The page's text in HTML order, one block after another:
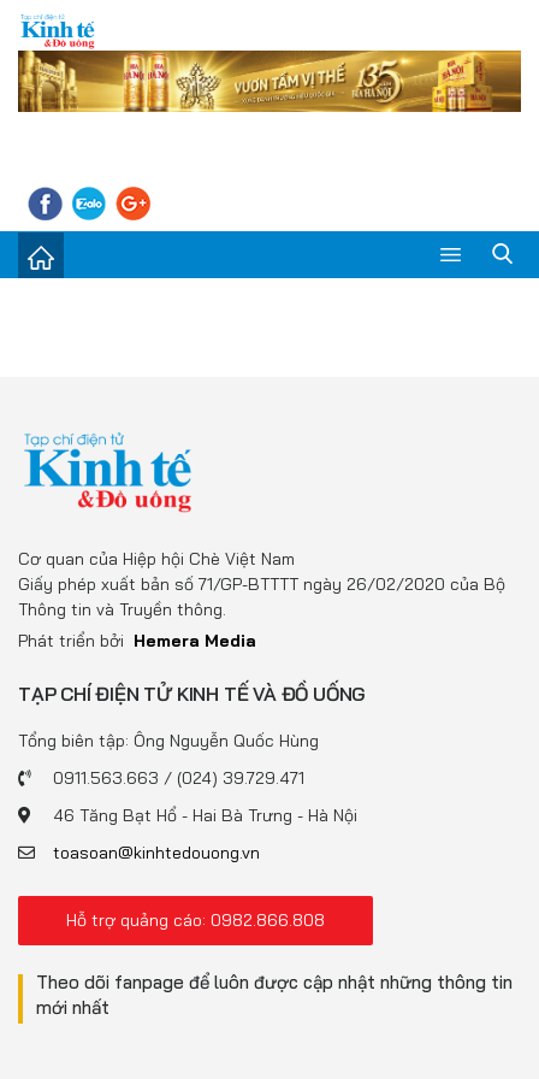
Thị trường
Doanh nghiệp – Doanh nhân
Đồ uống
Pháp luật
Multimedia
Cơ quan của Hiệp hội Chè Việt Nam
Giấy phép xuất bản số 71/GP-BTTTT ngày 26/02/2020 của Bộ
Thông tin và Truyền thông.
Phát triển bởi Hemera Media
TẠP CHÍ ĐIỆN TỬ KINH TẾ VÀ ĐỒ UỐNG
Tổng biên tập: Ông Nguyễn Quốc Hùng
0911.563.663 / (024) 39.729.471
46 Tăng Bạt Hổ - Hai Bà Trưng - Hà Nội
toasoan@kinhtedouong.vn
Hỗ trợ quảng cáo: 0982.866.808
Theo dõi fanpage để luôn được cập nhật những thông tin
mới nhất